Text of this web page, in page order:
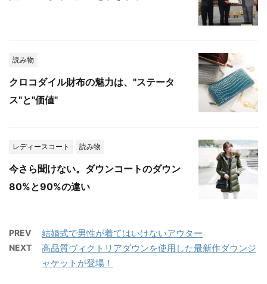
読み物
クロコダイル財布の魅力は、"ステータ
ス"と"価値"
レディースコート 読み物
今さら聞けない。ダウンコートのダウン
80%と90%の違い
PREV 結婚式で男性が着てはいけないアウター
NEXT
高品質ヴィクトリアダウンを使用した最新作ダウンジ
ャケットが登場！